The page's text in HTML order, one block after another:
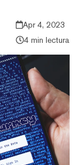
Apr 4, 2023
4 min lectura